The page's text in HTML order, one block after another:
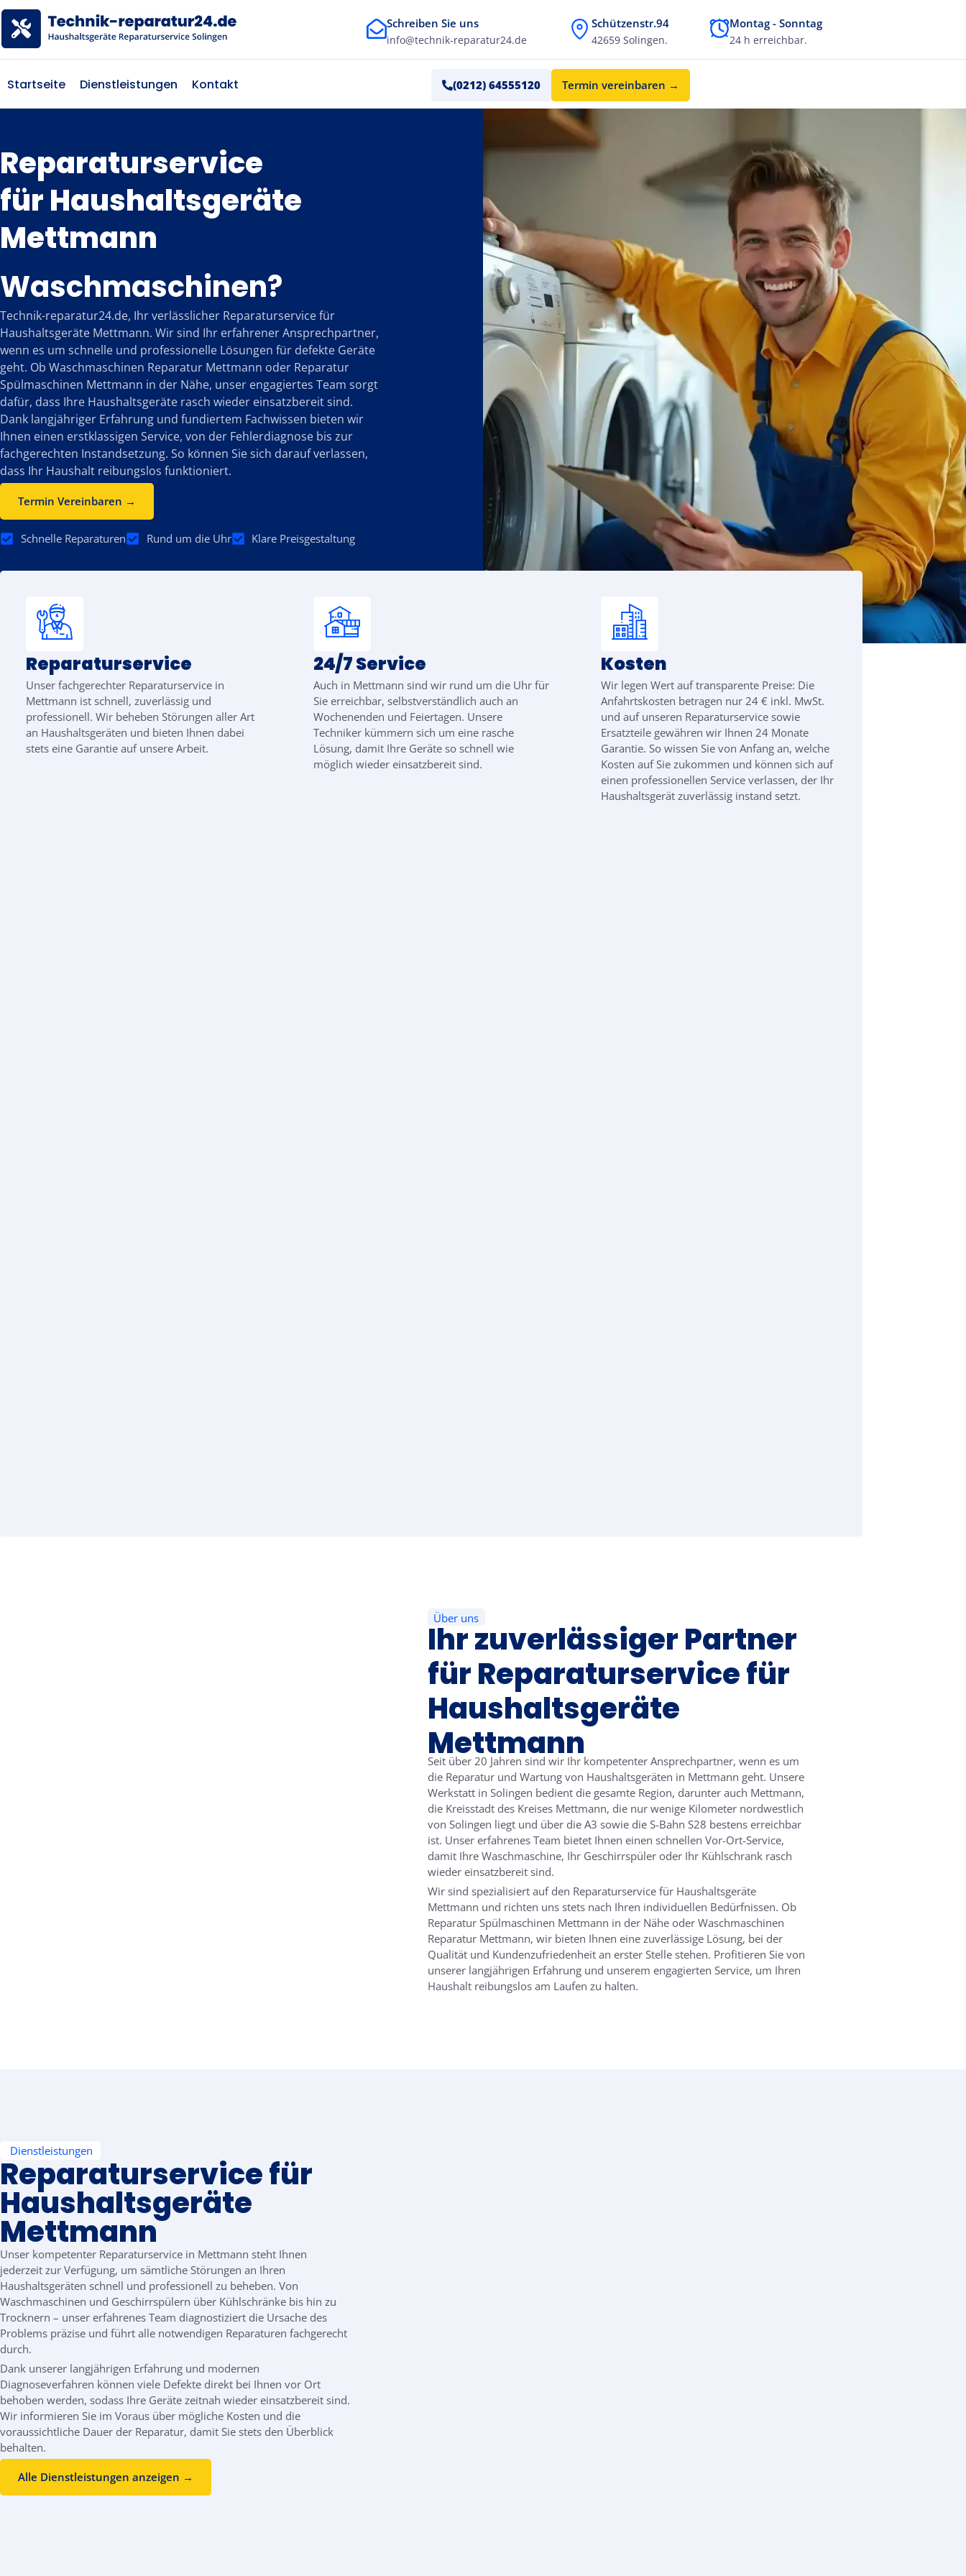
Schreiben Sie uns
info@technik-reparatur24.de
Schützenstr.94
42659 Solingen.
Montag - Sonntag
24 h erreichbar.
Startseite Dienstleistungen Kontakt (0212) 64555120 Termin vereinbaren →
Reparaturservice
für Haushaltsgeräte
Mettmann
Waschmaschinen?
Technik-reparatur24.de, Ihr verlässlicher Reparaturservice für
Haushaltsgeräte Mettmann. Wir sind Ihr erfahrener Ansprechpartner,
wenn es um schnelle und professionelle Lösungen für defekte Geräte
geht. Ob Waschmaschinen Reparatur Mettmann oder Reparatur
Spülmaschinen Mettmann in der Nähe, unser engagiertes Team sorgt
dafür, dass Ihre Haushaltsgeräte rasch wieder einsatzbereit sind.
Dank langjähriger Erfahrung und fundiertem Fachwissen bieten wir
Ihnen einen erstklassigen Service, von der Fehlerdiagnose bis zur
fachgerechten Instandsetzung. So können Sie sich darauf verlassen,
dass Ihr Haushalt reibungslos funktioniert.
Termin Vereinbaren →
Schnelle Reparaturen Rund um die Uhr Klare Preisgestaltung
Reparaturservice
Unser fachgerechter Reparaturservice in
Mettmann ist schnell, zuverlässig und
professionell. Wir beheben Störungen aller Art
an Haushaltsgeräten und bieten Ihnen dabei
stets eine Garantie auf unsere Arbeit.
24/7 Service
Auch in Mettmann sind wir rund um die Uhr für
Sie erreichbar, selbstverständlich auch an
Wochenenden und Feiertagen. Unsere
Techniker kümmern sich um eine rasche
Lösung, damit Ihre Geräte so schnell wie
möglich wieder einsatzbereit sind.
Kosten
Wir legen Wert auf transparente Preise: Die
Anfahrtskosten betragen nur 24 € inkl. MwSt.
und auf unseren Reparaturservice sowie
Ersatzteile gewähren wir Ihnen 24 Monate
Garantie. So wissen Sie von Anfang an, welche
Kosten auf Sie zukommen und können sich auf
einen professionellen Service verlassen, der Ihr
Haushaltsgerät zuverlässig instand setzt.
Über uns
Ihr zuverlässiger Partner
für Reparaturservice für
Haushaltsgeräte
Mettmann
Seit über 20 Jahren sind wir Ihr kompetenter Ansprechpartner, wenn es um
die Reparatur und Wartung von Haushaltsgeräten in Mettmann geht. Unsere
Werkstatt in Solingen bedient die gesamte Region, darunter auch Mettmann,
die Kreisstadt des Kreises Mettmann, die nur wenige Kilometer nordwestlich
von Solingen liegt und über die A3 sowie die S-Bahn S28 bestens erreichbar
ist. Unser erfahrenes Team bietet Ihnen einen schnellen Vor-Ort-Service,
damit Ihre Waschmaschine, Ihr Geschirrspüler oder Ihr Kühlschrank rasch
wieder einsatzbereit sind.
Wir sind spezialisiert auf den Reparaturservice für Haushaltsgeräte
Mettmann und richten uns stets nach Ihren individuellen Bedürfnissen. Ob
Reparatur Spülmaschinen Mettmann in der Nähe oder Waschmaschinen
Reparatur Mettmann, wir bieten Ihnen eine zuverlässige Lösung, bei der
Qualität und Kundenzufriedenheit an erster Stelle stehen. Profitieren Sie von
unserer langjährigen Erfahrung und unserem engagierten Service, um Ihren
Haushalt reibungslos am Laufen zu halten.
Dienstleistungen
Reparaturservice für
Haushaltsgeräte
Mettmann
Unser kompetenter Reparaturservice in Mettmann steht Ihnen
jederzeit zur Verfügung, um sämtliche Störungen an Ihren
Haushaltsgeräten schnell und professionell zu beheben. Von
Waschmaschinen und Geschirrspülern über Kühlschränke bis hin zu
Trocknern – unser erfahrenes Team diagnostiziert die Ursache des
Problems präzise und führt alle notwendigen Reparaturen fachgerecht
durch.
Dank unserer langjährigen Erfahrung und modernen
Diagnoseverfahren können viele Defekte direkt bei Ihnen vor Ort
behoben werden, sodass Ihre Geräte zeitnah wieder einsatzbereit sind.
Wir informieren Sie im Voraus über mögliche Kosten und die
voraussichtliche Dauer der Reparatur, damit Sie stets den Überblick
behalten.
Alle Dienstleistungen anzeigen →